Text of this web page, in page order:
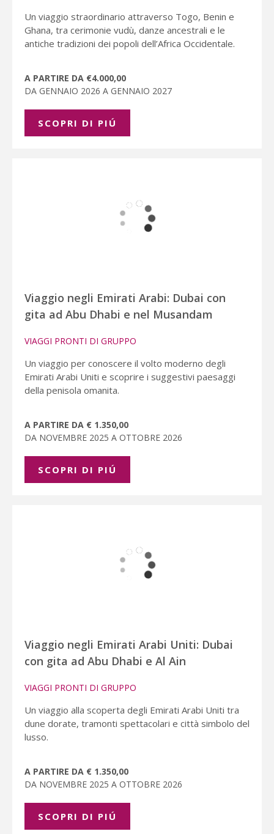
Un viaggio straordinario attraverso Togo, Benin e
Ghana, tra cerimonie vudù, danze ancestrali e le
antiche tradizioni dei popoli dell’Africa Occidentale.
A PARTIRE DA €4.000,00
DA GENNAIO 2026 A GENNAIO 2027
SCOPRI DI PIÚ
Viaggio negli Emirati Arabi: Dubai con
gita ad Abu Dhabi e nel Musandam
VIAGGI PRONTI DI GRUPPO
Un viaggio per conoscere il volto moderno degli
Emirati Arabi Uniti e scoprire i suggestivi paesaggi
della penisola omanita.
A PARTIRE DA € 1.350,00
DA NOVEMBRE 2025 A OTTOBRE 2026
SCOPRI DI PIÚ
Viaggio negli Emirati Arabi Uniti: Dubai
con gita ad Abu Dhabi e Al Ain
VIAGGI PRONTI DI GRUPPO
Un viaggio alla scoperta degli Emirati Arabi Uniti tra
dune dorate, tramonti spettacolari e città simbolo del
lusso.
A PARTIRE DA € 1.350,00
DA NOVEMBRE 2025 A OTTOBRE 2026
SCOPRI DI PIÚ